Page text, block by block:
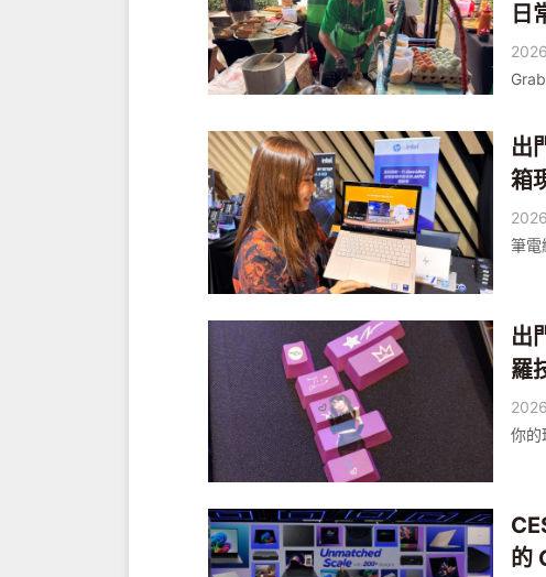
日
出
箱
筆電
出
羅
你的
的